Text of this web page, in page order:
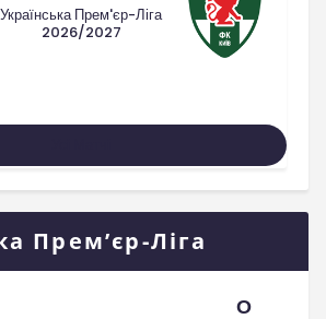
Українська Прем'єр-Ліга
2026/2027
Прем’єр-Ліга
О